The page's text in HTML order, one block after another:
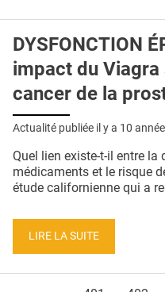
DYSFONCTION
impact du
cancer de la
Actualité publiée il y a 10
Quel lien existe-t-il entre la
médicaments et le risque
étude californienne qui a
LIRE LA SUITE